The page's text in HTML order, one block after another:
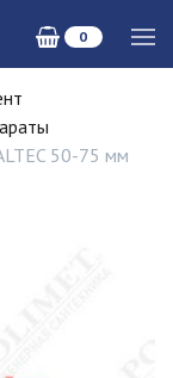
0
50-75 мм